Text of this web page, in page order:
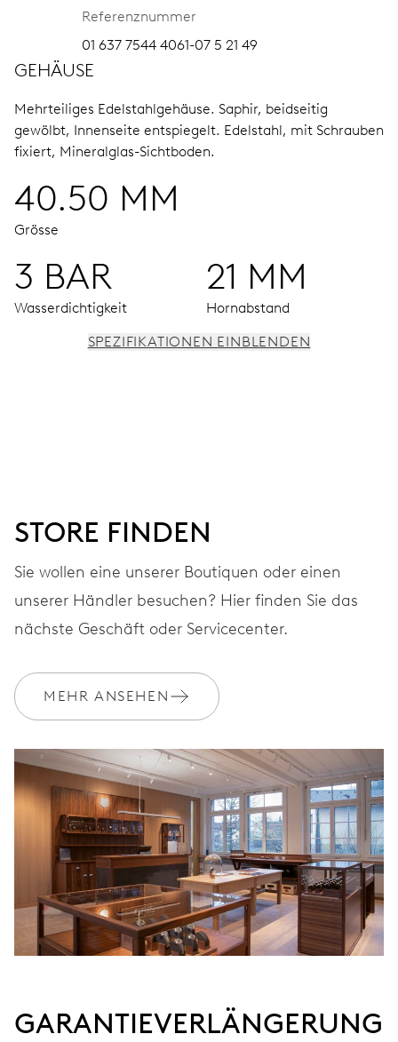
Referenznummer
01 637 7544 4061-07 5 21 49
GEHÄUSE
Mehrteiliges Edelstahlgehäuse. Saphir, beidseitig
gewölbt, Innenseite entspiegelt. Edelstahl, mit Schrauben
fixiert, Mineralglas-Sichtboden.
40.50 MM
Grösse
3 BAR
Wasserdichtigkeit
21 MM
Hornabstand
38 Std.
Gangreserve
KALIBER
ABMESSUNGEN
AUFZUG
Automatischer Aufzug
FREQUENZ
28.800 A/h, 4 Hz
SPEZIFIKATIONEN EINBLENDEN
STORE FINDEN
Sie wollen eine unserer Boutiquen oder einen
unserer Händler besuchen? Hier finden Sie das
nächste Geschäft oder Servicecenter.
MEHR ANSEHEN
GARANTIEVERLÄNGERUNG